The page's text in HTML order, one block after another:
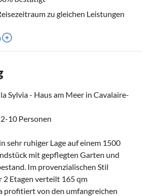
zu gleichen Leistungen
Sylvia - Haus am Meer in Cavalaire-
10 Personen
sehr ruhiger Lage auf einem 1500
mit gepflegten Garten und
Im provenzialischen Stil
2 Etagen verteilt 165 qm
profitiert von den umfangreichen